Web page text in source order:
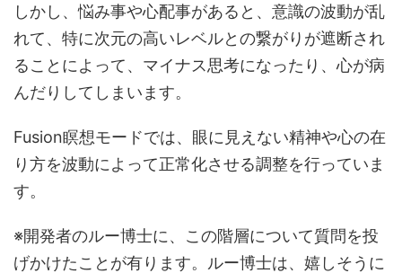
しかし、悩み事や心配事があると、意識の波動が乱
れて、特に次元の高いレベルとの繋がりが遮断され
ることによって、マイナス思考になったり、心が病
んだりしてしまいます。
Fusion瞑想モードでは、眼に見えない精神や心の在
り方を波動によって正常化させる調整を行っていま
す。
※開発者のルー博士に、この階層について質問を投
げかけたことが有ります。ルー博士は、嬉しそうに